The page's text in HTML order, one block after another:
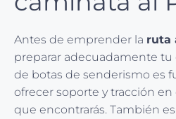
Antes de emprender la ruta
preparar adecuadamente
de botas de senderismo es
ofrecer soporte y tracción
que encontrarás. También